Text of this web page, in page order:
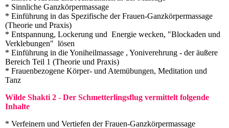
* Sinnliche Ganzkörpermassage
* Einführung in das Spezifische der Frauen-Ganzkörpermassage
(Theorie und Praxis)
* Entspannung, Lockerung und Energie wecken, "Blockaden und
Verklebungen" lösen
* Einführung in die Yoniheilmassage , Yoniverehrung - der äußere
Bereich Teil 1 (Theorie und Praxis)
* Frauenbezogene Körper- und Atemübungen, Meditation und
Tanz
Wilde Shakti 2 - Der Schmetterlingsflug vermittelt folgende
Inhalte
* Verfeinern und Vertiefen der Frauen-Ganzkörpermassage